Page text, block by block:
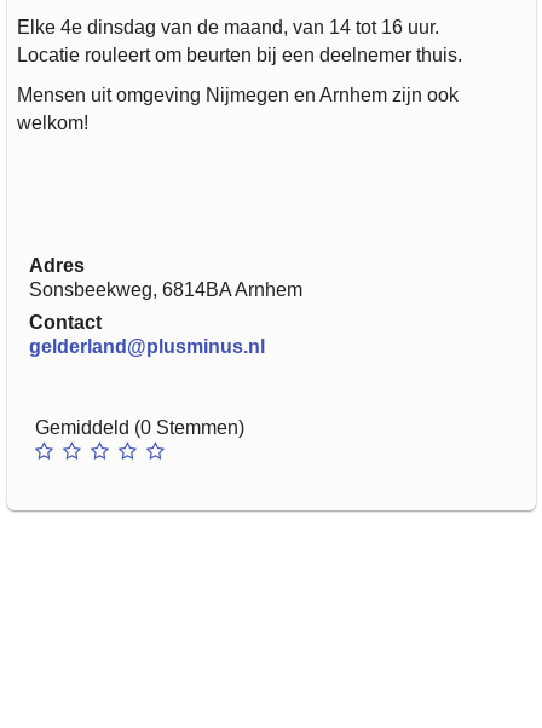
Elke 4e dinsdag van de maand, van 14 tot 16 uur.
Locatie rouleert om beurten bij een deelnemer thuis.
Mensen uit omgeving Nijmegen en Arnhem zijn ook
welkom!
Adres
Sonsbeekweg, 6814BA Arnhem
Contact
gelderland@plusminus.nl
Gemiddeld (0 Stemmen)